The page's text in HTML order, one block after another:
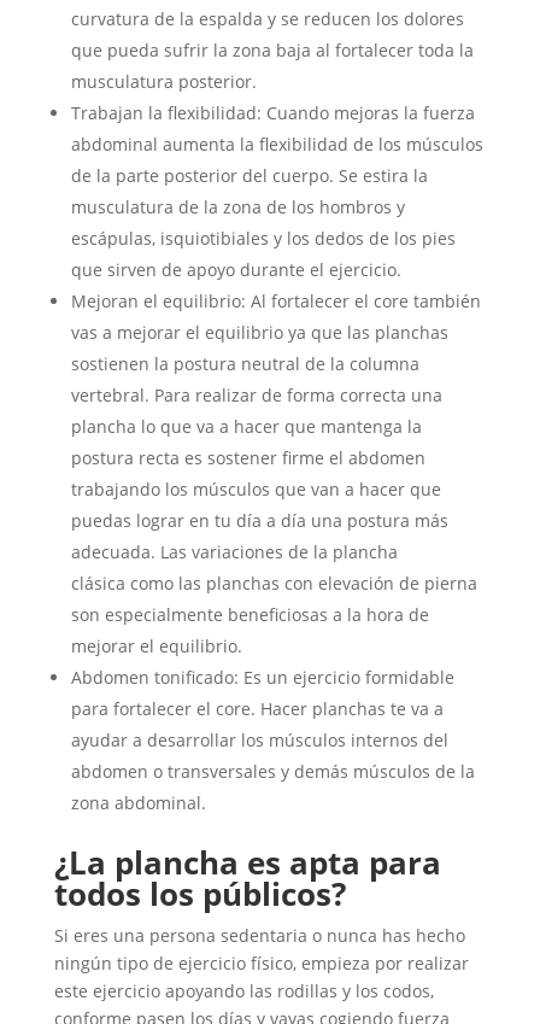
curvatura de la espalda y se reducen los dolores
que pueda sufrir la zona baja al fortalecer toda la
musculatura posterior.
Trabajan la flexibilidad: Cuando mejoras la fuerza
abdominal aumenta la flexibilidad de los músculos
de la parte posterior del cuerpo. Se estira la
musculatura de la zona de los hombros y
escápulas, isquiotibiales y los dedos de los pies
que sirven de apoyo durante el ejercicio.
Mejoran el equilibrio: Al fortalecer el core también
vas a mejorar el equilibrio ya que las planchas
sostienen la postura neutral de la columna
vertebral. Para realizar de forma correcta una
plancha lo que va a hacer que mantenga la
postura recta es sostener firme el abdomen
trabajando los músculos que van a hacer que
puedas lograr en tu día a día una postura más
adecuada. Las variaciones de la plancha
clásica como las planchas con elevación de pierna
son especialmente beneficiosas a la hora de
mejorar el equilibrio.
Abdomen tonificado: Es un ejercicio formidable
para fortalecer el core. Hacer planchas te va a
ayudar a desarrollar los músculos internos del
abdomen o transversales y demás músculos de la
zona abdominal.
¿La plancha es apta para
todos los públicos?
Si eres una persona sedentaria o nunca has hecho
ningún tipo de ejercicio físico, empieza por realizar
este ejercicio apoyando las rodillas y los codos,
conforme pasen los días y vayas cogiendo fuerza